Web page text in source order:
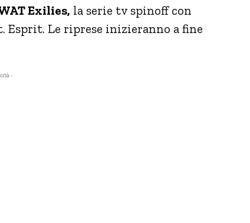
Exilies, la serie tv spinoff con
Esprit. Le riprese inizieranno a fine
-